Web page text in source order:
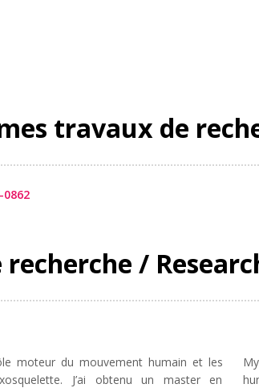
travaux de
/
moteur du mouvement humain et les
J’ai obtenu un master en